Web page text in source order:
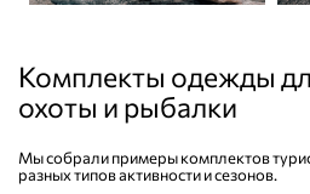
Комплекты одежды
охоты и рыбалки
Мы собрали примеры комплектов
разных типов активности и сезонов.